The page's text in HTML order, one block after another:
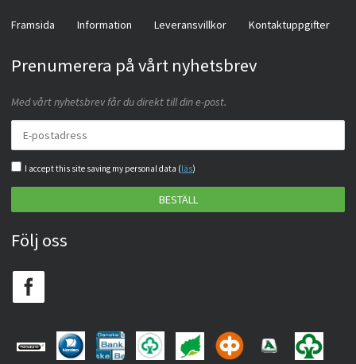
Framsida Information Leveransvillkor Kontaktuppgifter
Prenumerera på vårt nyhetsbrev
Med vårt nyhetsbrev får du direkt till din e-post.
I accept this site saving my personal data (läs)
BESTÄLL
Följ oss